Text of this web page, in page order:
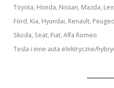
Toyota, Honda, Nissan, Mazda,
Ford, Kia, Hyundai, Renault,
Skoda, Seat, Fiat, Alfa Romeo
Tesla i inne auta elektryczne/